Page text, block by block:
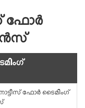
ഫോർ
ഫോർ ടൈമിംഗ്